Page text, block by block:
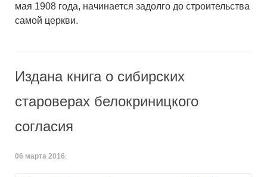
мая 1908 года, начинается задолго до строительства
самой церкви.
Издана книга о сибирских
староверах белокриницкого
согласия
06 марта 2016